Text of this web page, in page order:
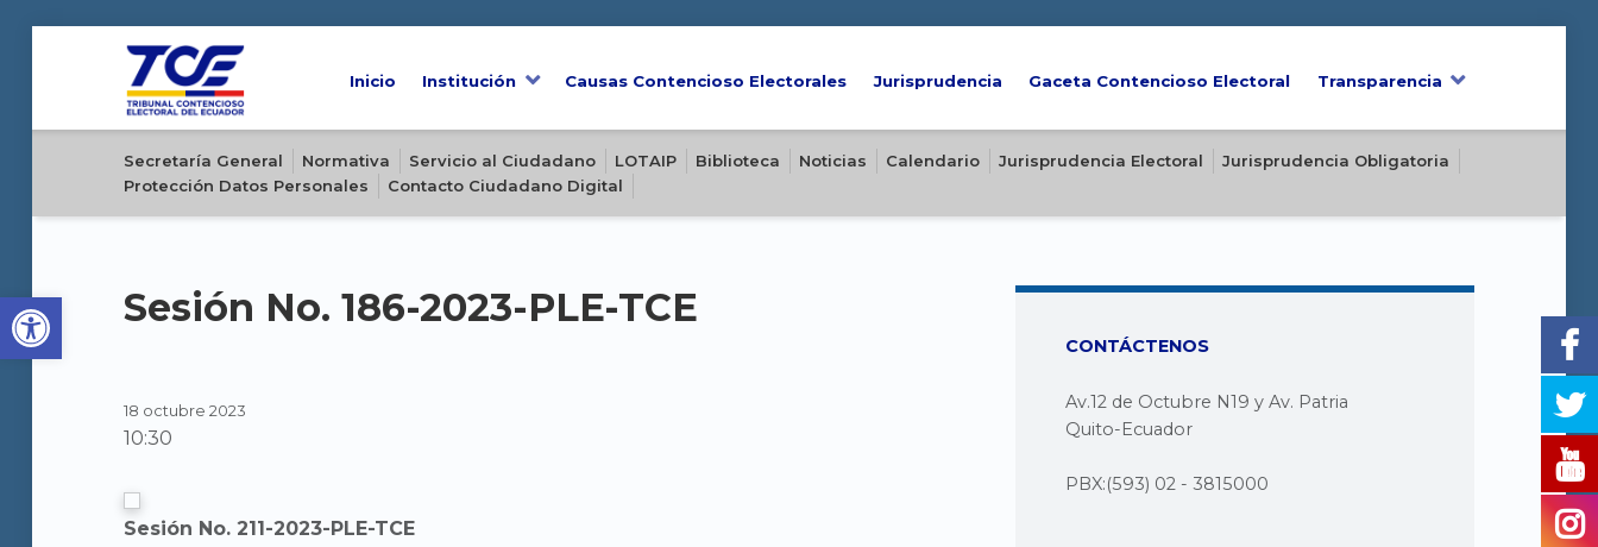
Open toolbar
Inicio Institución Causas Contencioso Electorales Jurisprudencia Gaceta Contencioso Electoral Transparencia
Secretaría General Normativa Servicio al Ciudadano LOTAIP Biblioteca Noticias Calendario Jurisprudencia Electoral
Jurisprudencia Obligatoria
Protección Datos Personales
Contacto Ciudadano Digital
Sesión No. 186-2023-PLE-TCE
18 octubre 2023
10:30
Sesión No. 211-2023-PLE-TCE
CONTÁCTENOS
Av.12 de Octubre N19 y Av. Patria
Quito-Ecuador
PBX:(593) 02 - 3815000